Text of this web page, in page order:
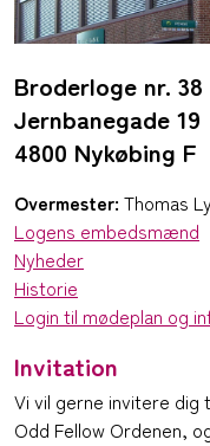
Broderloge nr.
Jernbanegade 19
4800 Nykøbing F
Overmester: Thomas
Logens embedsmænd
Nyheder
Historie
Login til mødeplan og
Invitation
Vi vil gerne invitere dig
Odd Fellow Ordenen,